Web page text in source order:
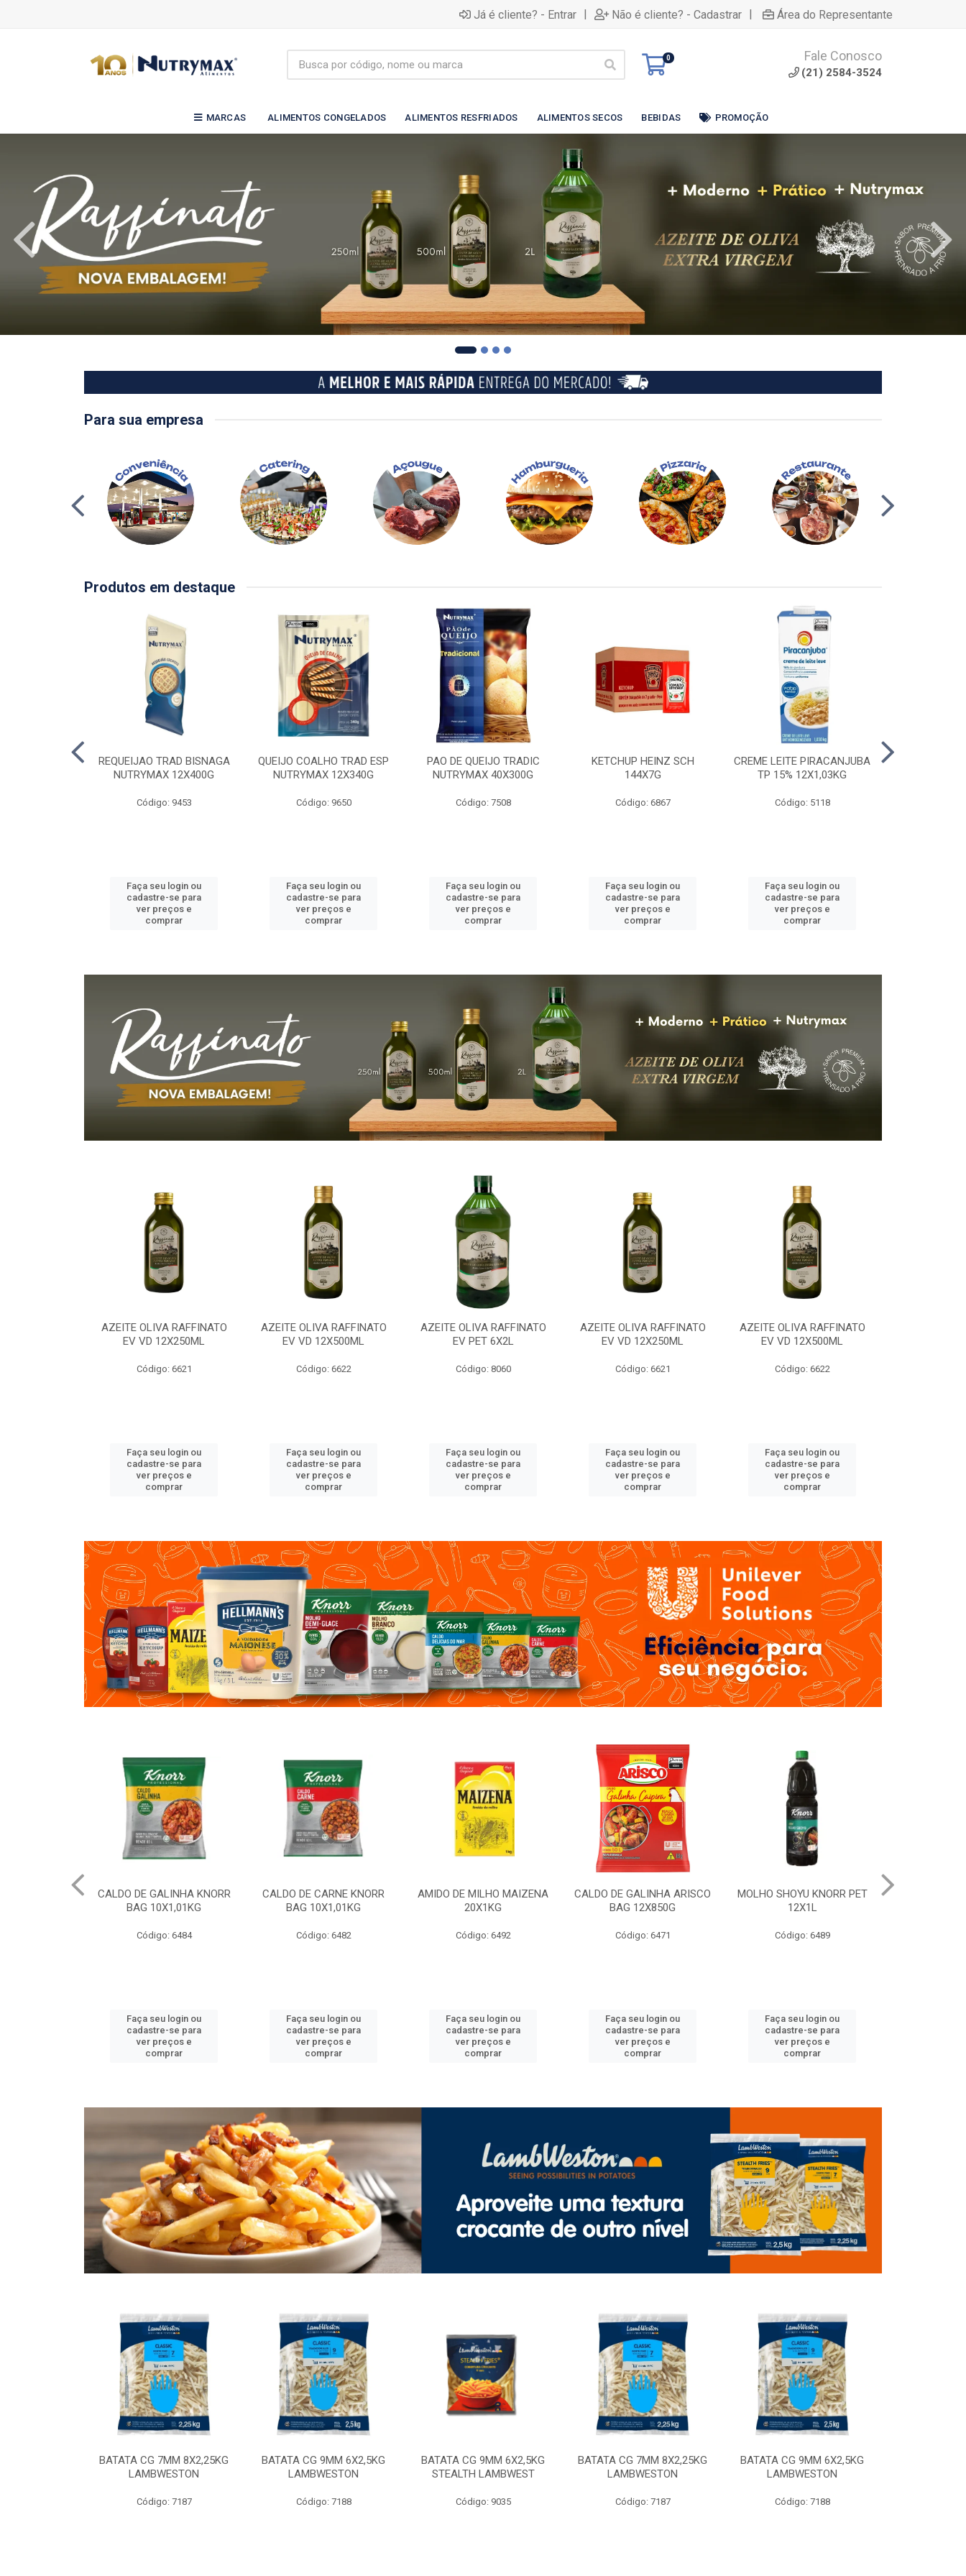
Já é cliente? - Entrar | Não é cliente? - Cadastrar | Área do Representante
0 Fale Conosco
(21) 2584-3524
MARCAS ALIMENTOS CONGELADOS ALIMENTOS RESFRIADOS ALIMENTOS SECOS BEBIDAS PROMOÇÃO
Para sua empresa
Produtos em destaque
REQUEIJAO TRAD BISNAGA
NUTRYMAX 12X400G
Código: 9453
Faça seu login ou
cadastre-se para
ver preços e
comprar
QUEIJO COALHO TRAD ESP
NUTRYMAX 12X340G
Código: 9650
Faça seu login ou
cadastre-se para
ver preços e
comprar
PAO DE QUEIJO TRADIC
NUTRYMAX 40X300G
Código: 7508
Faça seu login ou
cadastre-se para
ver preços e
comprar
KETCHUP HEINZ SCH
144X7G
Código: 6867
Faça seu login ou
cadastre-se para
ver preços e
comprar
CREME LEITE PIRACANJUBA
TP 15% 12X1,03KG
Código: 5118
Faça seu login ou
cadastre-se para
ver preços e
comprar
AZEITE OLIVA RAFFINATO
EV VD 12X250ML
Código: 6621
Faça seu login ou
cadastre-se para
ver preços e
comprar
AZEITE OLIVA RAFFINATO
EV VD 12X500ML
Código: 6622
Faça seu login ou
cadastre-se para
ver preços e
comprar
AZEITE OLIVA RAFFINATO
EV PET 6X2L
Código: 8060
Faça seu login ou
cadastre-se para
ver preços e
comprar
AZEITE OLIVA RAFFINATO
EV VD 12X250ML
Código: 6621
Faça seu login ou
cadastre-se para
ver preços e
comprar
AZEITE OLIVA RAFFINATO
EV VD 12X500ML
Código: 6622
Faça seu login ou
cadastre-se para
ver preços e
comprar
CALDO DE GALINHA KNORR
BAG 10X1,01KG
Código: 6484
Faça seu login ou
cadastre-se para
ver preços e
comprar
CALDO DE CARNE KNORR
BAG 10X1,01KG
Código: 6482
Faça seu login ou
cadastre-se para
ver preços e
comprar
AMIDO DE MILHO MAIZENA
20X1KG
Código: 6492
Faça seu login ou
cadastre-se para
ver preços e
comprar
CALDO DE GALINHA ARISCO
BAG 12X850G
Código: 6471
Faça seu login ou
cadastre-se para
ver preços e
comprar
MOLHO SHOYU KNORR PET
12X1L
Código: 6489
Faça seu login ou
cadastre-se para
ver preços e
comprar
BATATA CG 7MM 8X2,25KG
LAMBWESTON
Código: 7187
BATATA CG 9MM 6X2,5KG
LAMBWESTON
Código: 7188
BATATA CG 9MM 6X2,5KG
STEALTH LAMBWEST
Código: 9035
BATATA CG 7MM 8X2,25KG
LAMBWESTON
Código: 7187
BATATA CG 9MM 6X2,5KG
LAMBWESTON
Código: 7188